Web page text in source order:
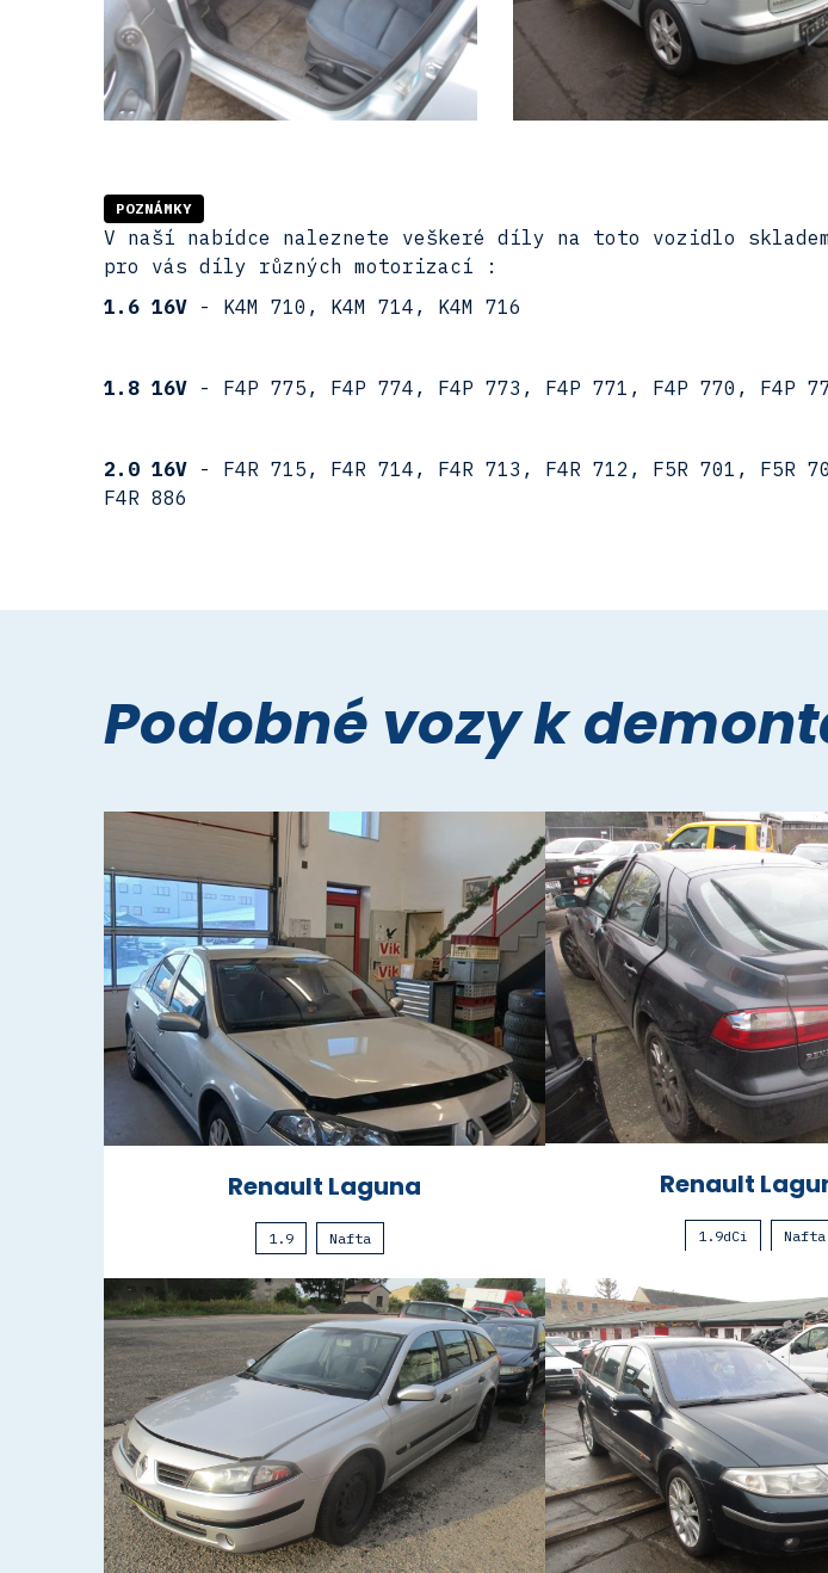
POZNÁMKY
V naší nabídce naleznete veškeré díly na toto vozidlo
pro vás díly různých motorizací :
1.6 16V - K4M 710, K4M 714, K4M 716
1.8 16V - F4P 775, F4P 774, F4P 773, F4P 771, F4P 770, F4P
2.0 16V - F4R 715, F4R 714, F4R 713, F4R 712, F5R 701, F5R
F4R 886
Podobné vozy k
Renault Laguna
1.9 Nafta
Renault
1.9dCi Nafta